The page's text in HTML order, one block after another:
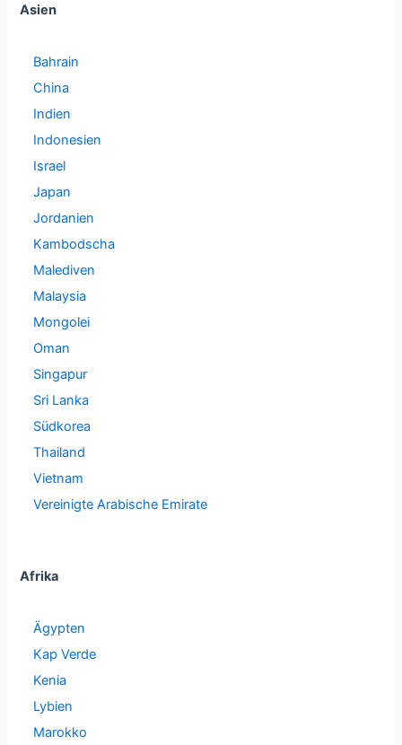
Asien
Bahrain
China
Indien
Indonesien
Israel
Japan
Jordanien
Kambodscha
Malediven
Malaysia
Mongolei
Oman
Singapur
Sri Lanka
Südkorea
Thailand
Vietnam
Vereinigte Arabische Emirate
Afrika
Ägypten
Kap Verde
Kenia
Lybien
Marokko